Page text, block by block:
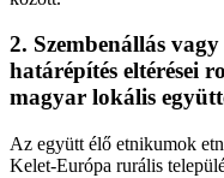
2. Szembenállás
határépítés eltérései
magyar lokális
Az együtt élő etnikumok
Kelet-Európa rurális